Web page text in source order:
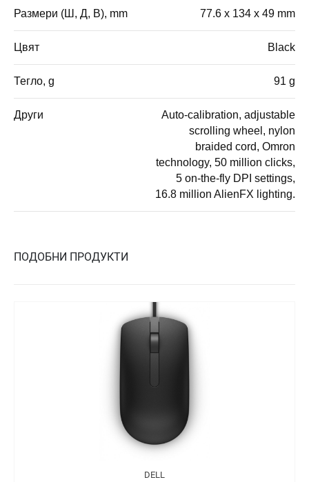
Размери (Ш, Д, В), mm 77.6 x 134 x 49 mm
Цвят Black
Тегло, g 91 g
Други
Auto-calibration, adjustable
scrolling wheel, nylon
braided cord, Omron
technology, 50 million clicks,
5 on-the-fly DPI settings,
16.8 million AlienFX lighting.
ПОДОБНИ ПРОДУКТИ